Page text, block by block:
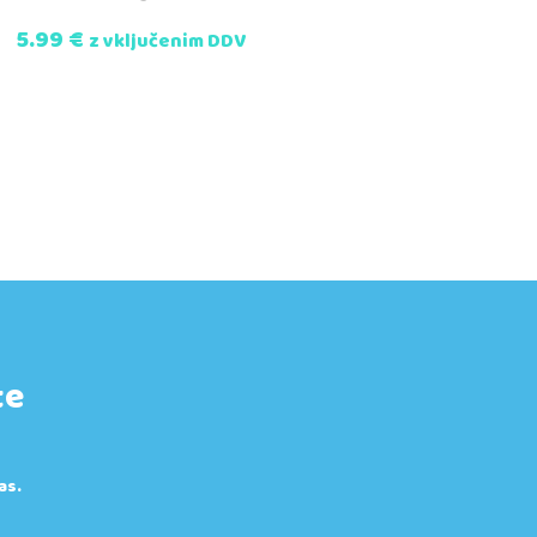
5.99€ z vključenim DDV